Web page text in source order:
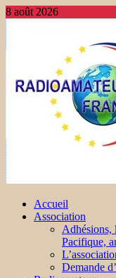
8 août 2026
Accueil
Association
Adhésions,
Pacifique,
Demande